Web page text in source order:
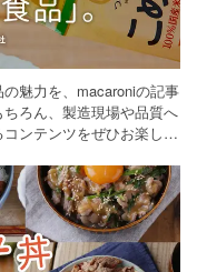
魅力を、macaroniの記事
ろん、製造現場や品質へ
ンテンツをぜひお楽しみ